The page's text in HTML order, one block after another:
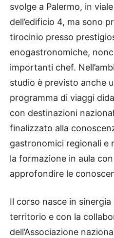
svolge a Palermo, in
dell’edificio 4, ma sono
tirocinio presso
enogastronomiche,
importanti chef.
studio è previsto anche
programma di viaggi
con destinazioni
finalizzato alla
gastronomici regionali e
la formazione in aula
approfondire le
Il corso nasce in sinergia
territorio e con la
dell’Associazione